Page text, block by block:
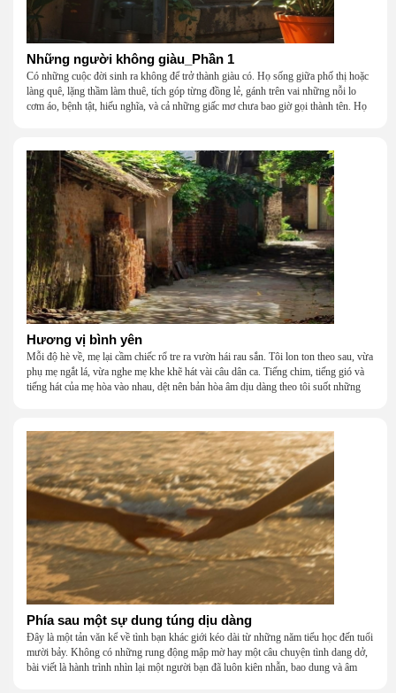
Những người không giàu_Phần 1
Có những cuộc đời sinh ra không để trở thành giàu có. Họ sống giữa phố thị hoặc
làng quê, lặng thầm làm thuê, tích góp từng đồng lẻ, gánh trên vai những nỗi lo
cơm áo, bệnh tật, hiếu nghĩa, và cả những giấc mơ chưa bao giờ gọi thành tên. Họ
một mái nhà bằng lòng thương, bằng sự nhẫn nại và một niềm tin cũ kỹ rằng: dẫu
nghèo đến đâu, cũng còn có nhau để quay về.
Hương vị bình yên
Mỗi độ hè về, mẹ lại cầm chiếc rổ tre ra vườn hái rau sắn. Tôi lon ton theo sau, vừa
phụ mẹ ngắt lá, vừa nghe mẹ khe khẽ hát vài câu dân ca. Tiếng chim, tiếng gió và
tiếng hát của mẹ hòa vào nhau, dệt nên bản hòa âm dịu dàng theo tôi suốt những
Phía sau một sự dung túng dịu dàng
Đây là một tản văn kể về tình bạn khác giới kéo dài từ những năm tiểu học đến tuổi
mười bảy. Không có những rung động mập mờ hay một câu chuyện tình dang dở,
bài viết là hành trình nhìn lại một người bạn đã luôn kiên nhẫn, bao dung và âm